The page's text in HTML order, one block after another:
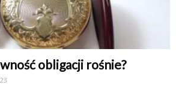
obligacji rośnie?